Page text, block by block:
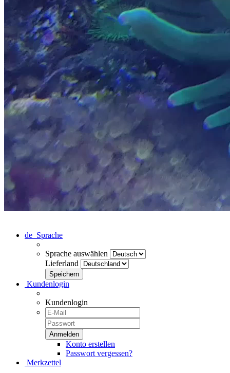
de Sprache
Sprache auswählen
Lieferland
Kundenlogin
Kundenlogin
Konto erstellen
Passwort vergessen?
Merkzettel